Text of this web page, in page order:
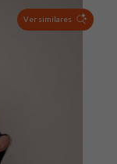
Ver similares